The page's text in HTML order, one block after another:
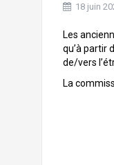
18 juin
Les
qu’à partir
de/vers
La